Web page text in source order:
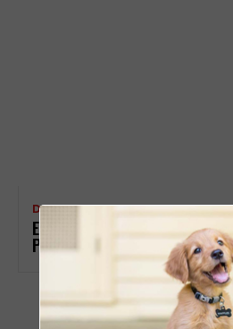
DOG FRIENDLY
ESPAÇOS PET-FRIENDLY DE
PORTUGAL